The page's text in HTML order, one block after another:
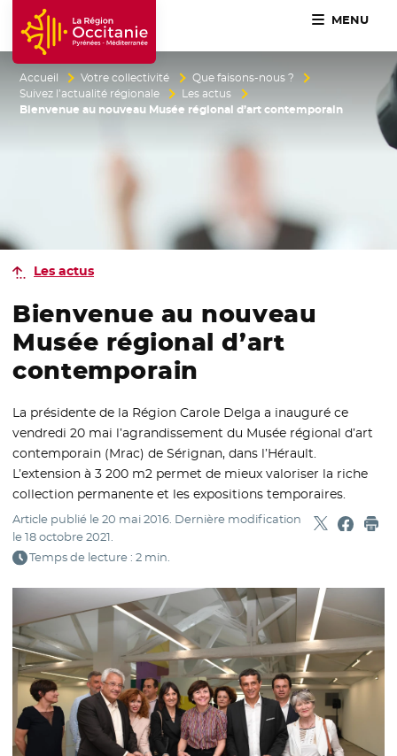
Accueil Région Occitanie / Pyrénées-Méditerranée
MENU
Accueil Votre collectivité
Que faisons-nous ?
Suivez l’actualité régionale
Les actus
Bienvenue au nouveau Musée régional d’art contemporain
Les actus
Bienvenue au nouveau
Musée régional d’art
contemporain
La présidente de la Région Carole Delga a inauguré ce
vendredi 20 mai l’agrandissement du Musée régional d’art
contemporain (Mrac) de Sérignan, dans l’Hérault.
L’extension à 3 200 m2 permet de mieux valoriser la riche
collection permanente et les expositions temporaires.
Article publié le20 mai 2016. Dernière modification
le18 octobre 2021.
Temps de lecture : 2 min.
Partager
- Nouvelle
-